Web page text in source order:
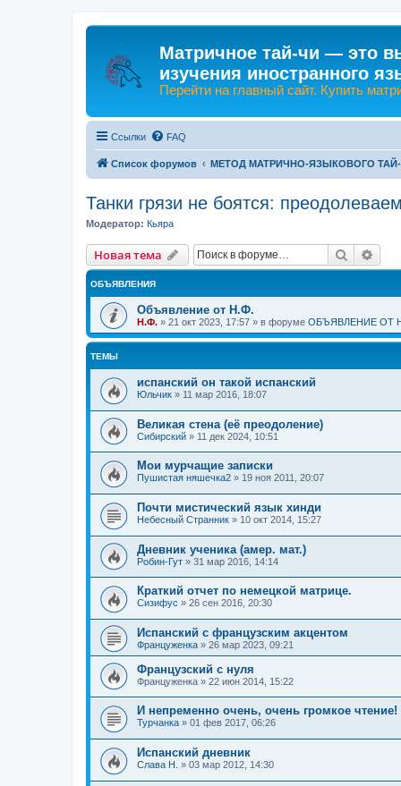
Матричное тай-чи — это
изучения иностранного
Перейти на главный сайт. Купить
Ссылки FAQ
Список форумов МЕТОД МАТРИЧНО-ЯЗЫКОВОГО
Танки грязи не боятся:
Модератор: Кьяра
Новая тема Поиск
ОБЪЯВЛЕНИЯ
Объявление от Н.Ф.
Н.Ф. » 21 окт 2023, 17:57 » в форуме ОБЪЯВЛЕНИЕ ОТ
ТЕМЫ
испанский он такой испанский
Юльчик » 11 мар 2016, 18:07
Великая стена (еë преодоление)
Сибирский » 11 дек 2024, 10:51
Мои мурчащие записки
Пушистая няшечка2 » 19 ноя 2011, 20:07
Почти мистический язык хинди
Небесный Странник » 10 окт 2014, 15:27
Дневник ученика (амер. мат.)
Робин-Гут » 31 мар 2016, 14:14
Краткий отчет по немецкой матрице.
Сизифус » 26 сен 2016, 20:30
Испанский с французским акцентом
Француженка » 26 мар 2023, 09:21
Французский с нуля
Француженка » 22 июн 2014, 15:22
И непременно очень, очень громкое
Турчанка » 01 фев 2017, 06:26
Испанский дневник
Слава Н. » 03 мар 2012, 14:30